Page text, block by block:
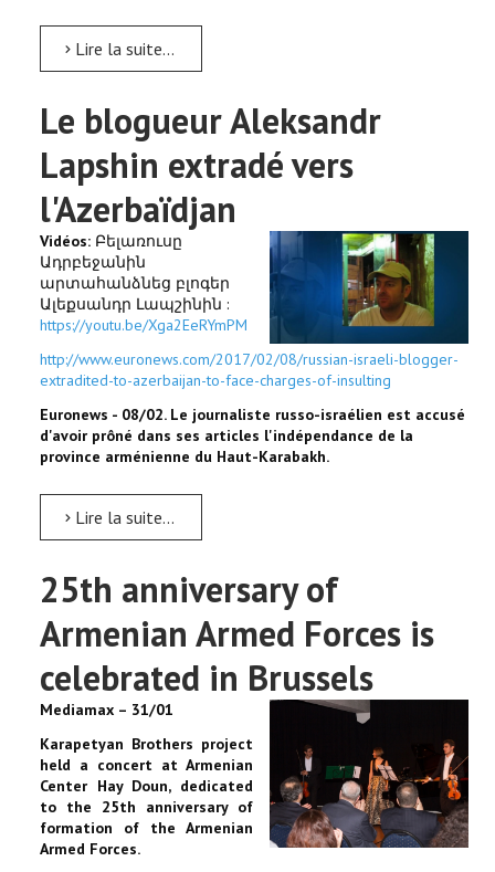
Lire la suite...
Le blogueur Aleksandr
Lapshin extradé vers
l'Azerbaïdjan
Vidéos: Բելառուսը
Ադրբեջանին
արտահանձնեց բլոգեր
Ալեքսանդր Լապշինին :
https://youtu.be/Xga2EeRYmPM
http://www.euronews.com/2017/02/08/russian-israeli-blogger-
extradited-to-azerbaijan-to-face-charges-of-insulting
Euronews - 08/02. Le journaliste russo-israélien est accusé
d'avoir prôné dans ses articles l'indépendance de la
province arménienne du Haut-Karabakh.
Lire la suite...
25th anniversary of
Armenian Armed Forces is
celebrated in Brussels
Mediamax – 31/01
Karapetyan Brothers project
held a concert at Armenian
Center Hay Doun, dedicated
to the 25th anniversary of
formation of the Armenian
Armed Forces.